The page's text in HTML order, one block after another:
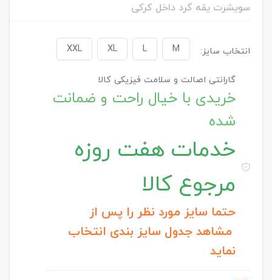
سویشرت یقه گرد داخل کرکی
انتخاب سایز: M
L
XL
XXL
گارانتی اصالت و سلامت فیزیکی کالا
خریدی با خیال راحت و ضمانت
شده
خدمات هفت روزه
مرجوع کالا
حتما سایز مورد نظر را پس از
مشاهد جدول سایز بندی انتخاب
نماید